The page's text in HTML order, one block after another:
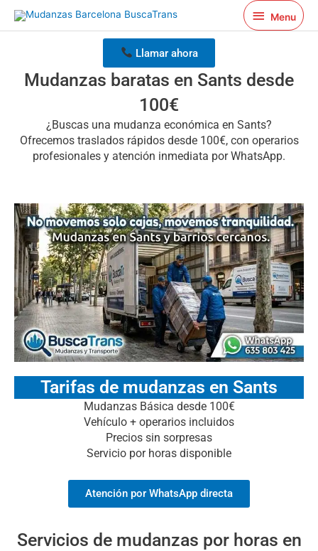
Menu
Menu
Llamar ahora
Mudanzas baratas en Sants desde
100€
¿Buscas una mudanza económica en Sants?
Ofrecemos traslados rápidos desde 100€, con operarios
profesionales y atención inmediata por WhatsApp.
Tarifas de mudanzas en Sants
Mudanzas Básica desde 100€
Vehículo + operarios incluidos
Precios sin sorpresas
Servicio por horas disponible
Atención por WhatsApp directa
Servicios de mudanzas por horas en